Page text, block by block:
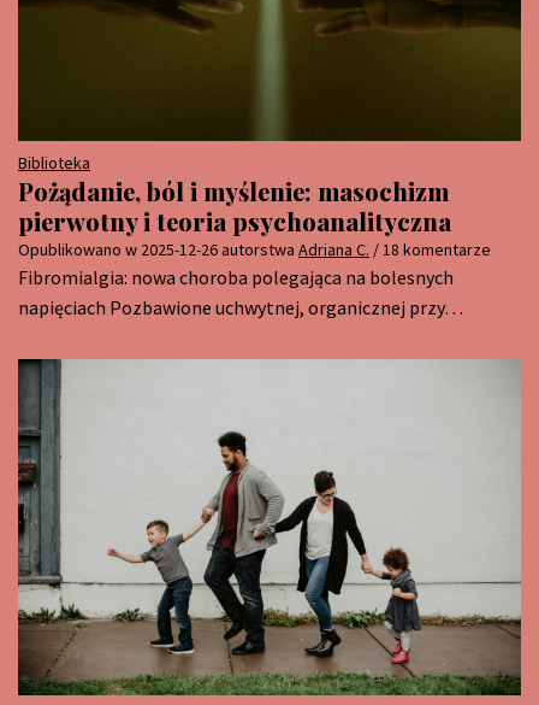
Biblioteka
Pożądanie, ból i myślenie: masochizm
pierwotny i teoria psychoanalityczna
Opublikowano w 2025-12-26autorstwa Adriana C. / 18 komentarze
Fibromialgia: nowa choroba polegająca na bolesnych
napięciach Pozbawione uchwytnej, organicznej przy…